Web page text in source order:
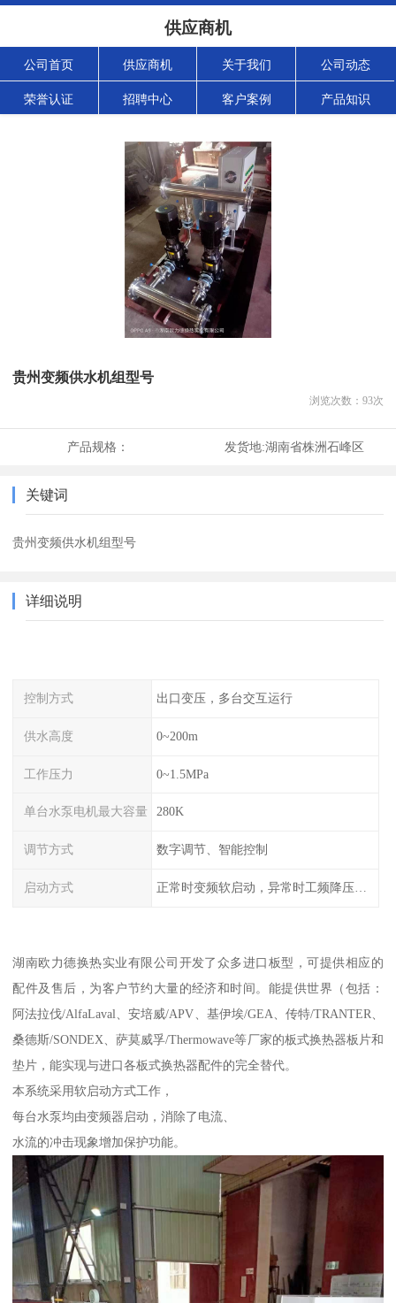
供应商机
公司首页 供应商机 关于我们 公司动态
荣誉认证 招聘中心 客户案例 产品知识
贵州变频供水机组型号
浏览次数： 93次
产品规格： 发货地:湖南省株洲石峰区
关键词
贵州变频供水机组型号
详细说明
控制方式 出口变压，多台交互运行
供水高度 0~200m
工作压力 0~1.5MPa
单台水泵电机最大容量 280K
调节方式 数字调节、智能控制
启动方式 正常时变频软启动，异常时工频降压或全压启动
湖南欧力德换热实业有限公司开发了众多进口板型，可提供相应的
配件及售后，为客户节约大量的经济和时间。能提供世界（包括：
阿法拉伐/AlfaLaval、安培威/APV、基伊埃/GEA、传特/TRANTER、
桑德斯/SONDEX、萨莫威孚/Thermowave等厂家的板式换热器板片和
垫片，能实现与进口各板式换热器配件的完全替代。
本系统采用软启动方式工作，
每台水泵均由变频器启动，消除了电流、
水流的冲击现象增加保护功能。